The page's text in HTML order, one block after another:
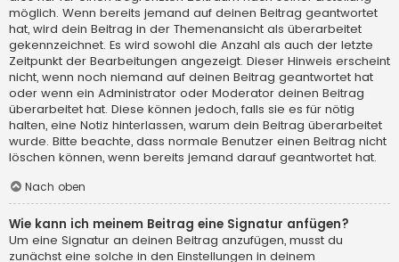
möglich. Wenn bereits jemand auf deinen Beitrag geantwortet
hat, wird dein Beitrag in der Themenansicht als überarbeitet
gekennzeichnet. Es wird sowohl die Anzahl als auch der letzte
Zeitpunkt der Bearbeitungen angezeigt. Dieser Hinweis erscheint
nicht, wenn noch niemand auf deinen Beitrag geantwortet hat
oder wenn ein Administrator oder Moderator deinen Beitrag
überarbeitet hat. Diese können jedoch, falls sie es für nötig
halten, eine Notiz hinterlassen, warum dein Beitrag überarbeitet
wurde. Bitte beachte, dass normale Benutzer einen Beitrag nicht
löschen können, wenn bereits jemand darauf geantwortet hat.
Nach oben
Wie kann ich meinem Beitrag eine Signatur anfügen?
Um eine Signatur an deinen Beitrag anzufügen, musst du
zunächst eine solche in den Einstellungen in deinem